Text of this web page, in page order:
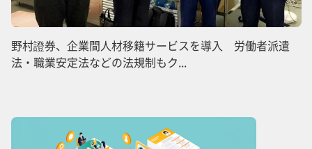
野村證券、企業間人材移籍サービスを導入 労働者派遣
法・職業安定法などの法規制もク...